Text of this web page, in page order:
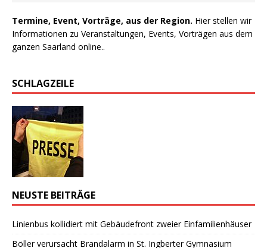
Termine, Event, Vorträge, aus der Region. Hier stellen wir
Informationen zu Veranstaltungen, Events, Vorträgen aus dem
ganzen Saarland online..
SCHLAGZEILE
NEUSTE BEITRÄGE
Linienbus kollidiert mit Gebäudefront zweier Einfamilienhäuser
Böller verursacht Brandalarm in St. Ingberter Gymnasium